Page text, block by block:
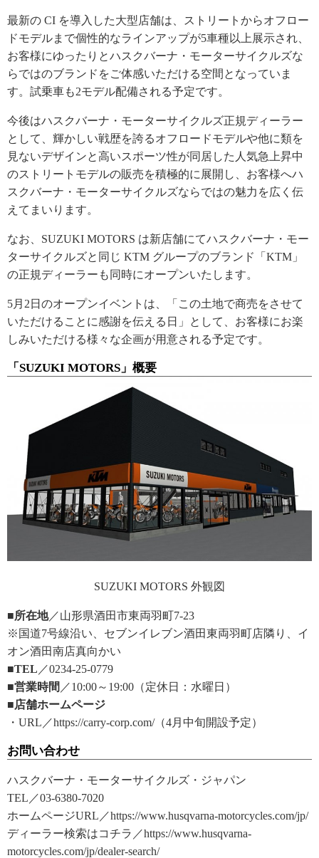
最新の CI を導入した大型店舗は、ストリートからオフロー
ドモデルまで個性的なラインアップが5車種以上展示され、
お客様にゆったりとハスクバーナ・モーターサイクルズな
らではのブランドをご体感いただける空間となっていま
す。試乗車も2モデル配備される予定です。
今後はハスクバーナ・モーターサイクルズ正規ディーラー
として、輝かしい戦歴を誇るオフロードモデルや他に類を
見ないデザインと高いスポーツ性が同居した人気急上昇中
のストリートモデルの販売を積極的に展開し、お客様へハ
スクバーナ・モーターサイクルズならではの魅力を広く伝
えてまいります。
なお、SUZUKI MOTORS は新店舗にてハスクバーナ・モー
ターサイクルズと同じ KTM グループのブランド「KTM」
の正規ディーラーも同時にオープンいたします。
5月2日のオープンイベントは、「この土地で商売をさせて
いただけることに感謝を伝える日」として、お客様にお楽
しみいただける様々な企画が用意される予定です。
「SUZUKI MOTORS」概要
SUZUKI MOTORS 外観図
■所在地／山形県酒田市東両羽町7-23
※国道7号線沿い、セブンイレブン酒田東両羽町店隣り、イ
オン酒田南店真向かい
■TEL ／0234-25-0779
■営業時間 ／10:00～19:00（定休日：水曜日）
■店舗ホームページ
・URL／https://carry-corp.com/（4月中旬開設予定）
お問い合わせ
ハスクバーナ・モーターサイクルズ・ジャパン
TEL／03-6380-7020
ホームページURL／https://www.husqvarna-motorcycles.com/jp/
ディーラー検索はコチラ／https://www.husqvarna-
motorcycles.com/jp/dealer-search/